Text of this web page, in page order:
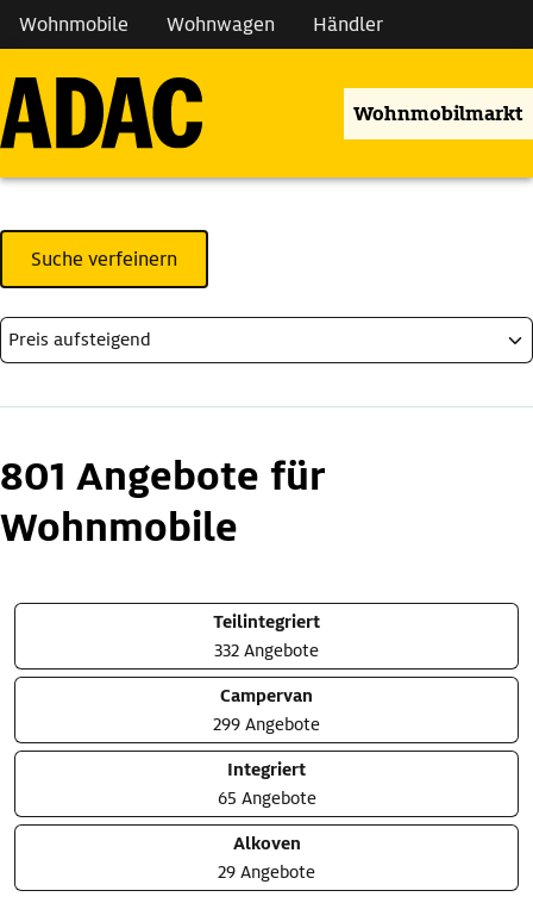
Wohnmobile Wohnwagen Händler
Wohnmobilmarkt
Suche verfeinern
801 Angebote für
Wohnmobile
Teilintegriert
332 Angebote
Campervan
299 Angebote
Integriert
65 Angebote
Alkoven
29 Angebote